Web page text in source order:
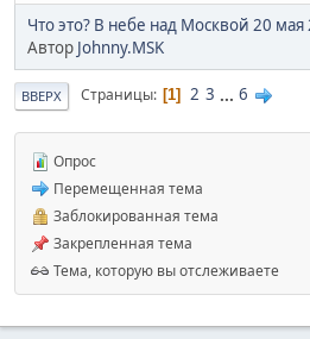
Что это? В небе над Москвой 20 мая
Автор Johnny.MSK
ВВЕРХ Страницы 1 2 3 ... 6
Опрос
Перемещенная тема
Заблокированная тема
Закрепленная тема
Тема, которую вы отслеживаете